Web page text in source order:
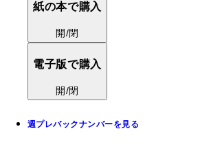
紙の本で購入
開/閉
電子版で購入
開/閉
週プレバックナンバーを見る